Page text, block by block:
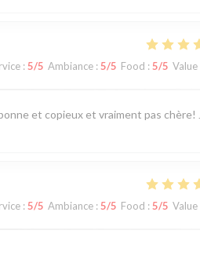
: 5/5 Ambiance : 5/5 Food : 5/5 Value
et copieux et vraiment pas chère!
: 5/5 Ambiance : 5/5 Food : 5/5 Value